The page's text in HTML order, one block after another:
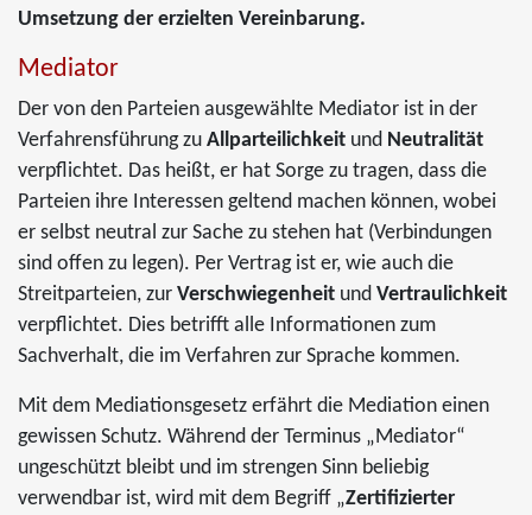
Umsetzung der erzielten Vereinbarung.
Mediator
Der von den Parteien ausgewählte Mediator ist in der
Verfahrensführung zu Allparteilichkeit und Neutralität
verpflichtet. Das heißt, er hat Sorge zu tragen, dass die
Parteien ihre Interessen geltend machen können, wobei
er selbst neutral zur Sache zu stehen hat (Verbindungen
sind offen zu legen). Per Vertrag ist er, wie auch die
Streitparteien, zur Verschwiegenheit und Vertraulichkeit
verpflichtet. Dies betrifft alle Informationen zum
Sachverhalt, die im Verfahren zur Sprache kommen.
Mit dem Mediationsgesetz erfährt die Mediation einen
gewissen Schutz. Während der Terminus „Mediator“
ungeschützt bleibt und im strengen Sinn beliebig
verwendbar ist, wird mit dem Begriff „Zertifizierter